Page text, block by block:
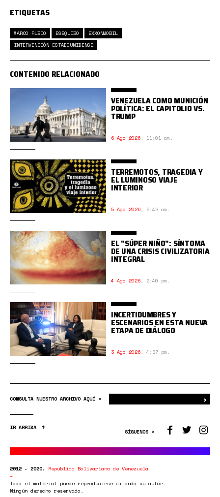
ETIQUETAS
MARCO RUBIO ESEQUIBO
EXXONMOBIL
INTERVENCIÓN ESTADOUNIDENSE
CONTENIDO RELACIONADO
VENEZUELA COMO MUNICIÓN
POLÍTICA: EL CAPITOLIO VS.
TRUMP
6 Ago 2026, 11:01 am.
TERREMOTOS, TRAGEDIA Y
EL LUMINOSO VIAJE
INTERIOR
5 Ago 2026, 9:42 am.
EL "SÚPER NIÑO": SÍNTOMA
DE UNA CRISIS CIVILIZATORIA
INTEGRAL
4 Ago 2026, 2:40 pm.
INCERTIDUMBRES Y
ESCENARIOS EN ESTA NUEVA
ETAPA DE DIÁLOGO
3 Ago 2026, 4:37 pm.
CONSULTA NUESTRO ARCHIVO AQUÍ > ›
IR ARRIBA
SÍGUENOS >
2012 - 2020. República Bolivariana de Venezuela
Todo el material puede reproducirse citando su autor.
Ningún derecho reservado.